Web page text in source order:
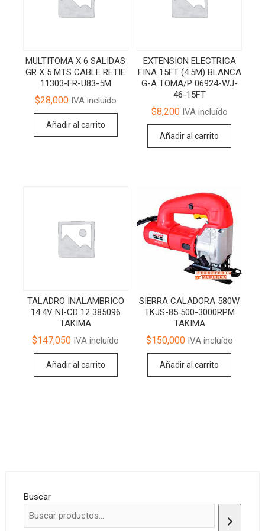
MULTITOMA X 6 SALIDAS
GR X 5 MTS CABLE RETIE
11303-FR-U83-5M
$28,000IVA incluído
Añadir al carrito
EXTENSION ELECTRICA
FINA 15FT (4.5M) BLANCA
G-A TOMA/P 06924-WJ-
46-15FT
$8,200IVA incluído
Añadir al carrito
TALADRO INALAMBRICO
14.4V NI-CD 12 385096
TAKIMA
$147,050 IVA incluído
Añadir al carrito
SIERRA CALADORA 580W
TKJS-85 500-3000RPM
TAKIMA
$150,000IVA incluído
Añadir al carrito
Buscar